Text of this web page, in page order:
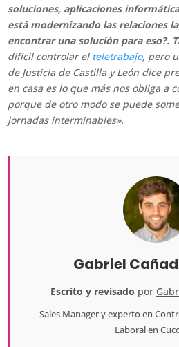
soluciones, aplicaciones
está modernizando las relaciones
encontrar una solución para eso?.
difícil controlar el teletrabajo, pero
de Justicia de Castilla y León dice
en casa es lo que más nos obliga a
porque de otro modo se puede
jornadas interminables».
Gabriel
Escrito y revisado por
Sales Managery experto en
Laboral en